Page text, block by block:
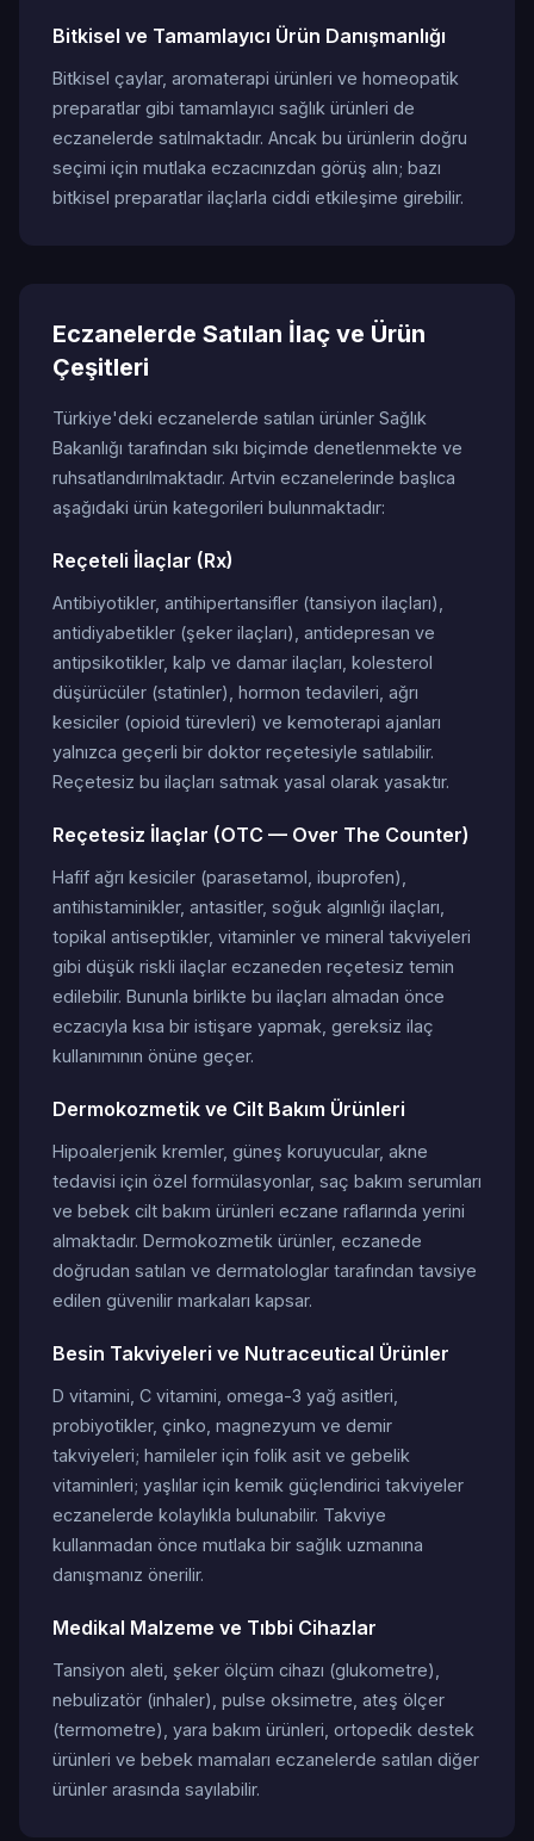
Bitkisel ve Tamamlayıcı Ürün Danışmanlığı
Bitkisel çaylar, aromaterapi ürünleri ve homeopatik
preparatlar gibi tamamlayıcı sağlık ürünleri de
eczanelerde satılmaktadır. Ancak bu ürünlerin doğru
seçimi için mutlaka eczacınızdan görüş alın; bazı
bitkisel preparatlar ilaçlarla ciddi etkileşime girebilir.
Eczanelerde Satılan İlaç ve Ürün
Çeşitleri
Türkiye'deki eczanelerde satılan ürünler Sağlık
Bakanlığı tarafından sıkı biçimde denetlenmekte ve
ruhsatlandırılmaktadır. Artvin eczanelerinde başlıca
aşağıdaki ürün kategorileri bulunmaktadır:
Reçeteli İlaçlar (Rx)
Antibiyotikler, antihipertansifler (tansiyon ilaçları),
antidiyabetikler (şeker ilaçları), antidepresan ve
antipsikotikler, kalp ve damar ilaçları, kolesterol
düşürücüler (statinler), hormon tedavileri, ağrı
kesiciler (opioid türevleri) ve kemoterapi ajanları
yalnızca geçerli bir doktor reçetesiyle satılabilir.
Reçetesiz bu ilaçları satmak yasal olarak yasaktır.
Reçetesiz İlaçlar (OTC — Over The Counter)
Hafif ağrı kesiciler (parasetamol, ibuprofen),
antihistaminikler, antasitler, soğuk algınlığı ilaçları,
topikal antiseptikler, vitaminler ve mineral takviyeleri
gibi düşük riskli ilaçlar eczaneden reçetesiz temin
edilebilir. Bununla birlikte bu ilaçları almadan önce
eczacıyla kısa bir istişare yapmak, gereksiz ilaç
kullanımının önüne geçer.
Dermokozmetik ve Cilt Bakım Ürünleri
Hipoalerjenik kremler, güneş koruyucular, akne
tedavisi için özel formülasyonlar, saç bakım serumları
ve bebek cilt bakım ürünleri eczane raflarında yerini
almaktadır. Dermokozmetik ürünler, eczanede
doğrudan satılan ve dermatologlar tarafından tavsiye
edilen güvenilir markaları kapsar.
Besin Takviyeleri ve Nutraceutical Ürünler
D vitamini, C vitamini, omega-3 yağ asitleri,
probiyotikler, çinko, magnezyum ve demir
takviyeleri; hamileler için folik asit ve gebelik
vitaminleri; yaşlılar için kemik güçlendirici takviyeler
eczanelerde kolaylıkla bulunabilir. Takviye
kullanmadan önce mutlaka bir sağlık uzmanına
danışmanız önerilir.
Medikal Malzeme ve Tıbbi Cihazlar
Tansiyon aleti, şeker ölçüm cihazı (glukometre),
nebulizatör (inhaler), pulse oksimetre, ateş ölçer
(termometre), yara bakım ürünleri, ortopedik destek
ürünleri ve bebek mamaları eczanelerde satılan diğer
ürünler arasında sayılabilir.